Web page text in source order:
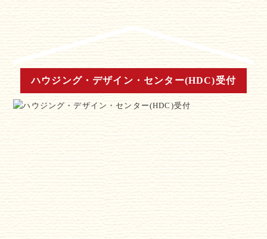
ハウジング・デザイン・センター(HDC)受付